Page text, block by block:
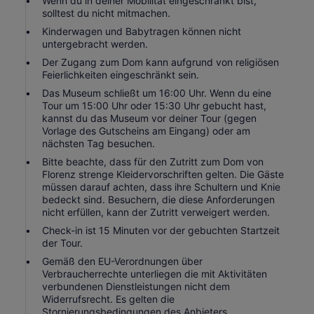
solltest du nicht mitmachen.
Kinderwagen und Babytragen können nicht
untergebracht werden.
Der Zugang zum Dom kann aufgrund von religiösen
Feierlichkeiten eingeschränkt sein.
Das Museum schließt um 16:00 Uhr. Wenn du eine
Tour um 15:00 Uhr oder 15:30 Uhr gebucht hast,
kannst du das Museum vor deiner Tour (gegen
Vorlage des Gutscheins am Eingang) oder am
nächsten Tag besuchen.
Bitte beachte, dass für den Zutritt zum Dom von
Florenz strenge Kleidervorschriften gelten. Die Gäste
müssen darauf achten, dass ihre Schultern und Knie
bedeckt sind. Besuchern, die diese Anforderungen
nicht erfüllen, kann der Zutritt verweigert werden.
Check-in ist 15 Minuten vor der gebuchten Startzeit
der Tour.
Gemäß den EU-Verordnungen über
Verbraucherrechte unterliegen die mit Aktivitäten
verbundenen Dienstleistungen nicht dem
Widerrufsrecht. Es gelten die
Stornierungsbedingungen des Anbieters.